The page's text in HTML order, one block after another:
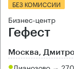
БЕЗ КОМИССИИ
Бизнес-центр
Гефест
Москва,
Лианозово →